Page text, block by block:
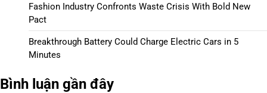
Fashion Industry Confronts Waste Crisis With Bold New
Pact
Breakthrough Battery Could Charge Electric Cars in 5
Minutes
Bình luận gần đây